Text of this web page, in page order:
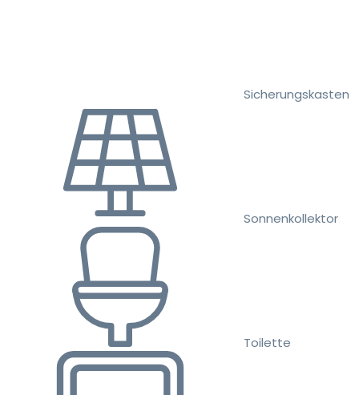
Sicherungskasten
Sonnenkollektor
Toilette